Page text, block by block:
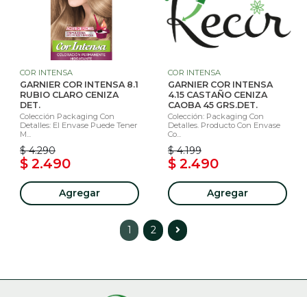
COR INTENSA
GARNIER COR INTENSA 8.1
RUBIO CLARO CENIZA
DET.
Colección Packaging Con
Detalles: El Envase Puede Tener
M...
$ 4.290
$ 2.490
Agregar
COR INTENSA
GARNIER COR INTENSA
4.15 CASTAÑO CENIZA
CAOBA 45 GRS.DET.
Colección: Packaging Con
Detalles. Producto Con Envase
Co...
$ 4.199
$ 2.490
Agregar
1 2